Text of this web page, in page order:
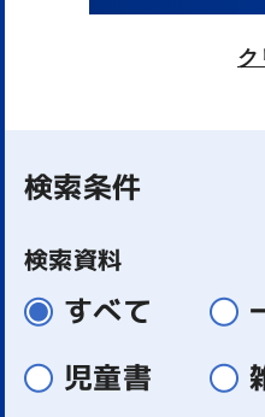
ク
検索条件
検索資料
すべて
児童書